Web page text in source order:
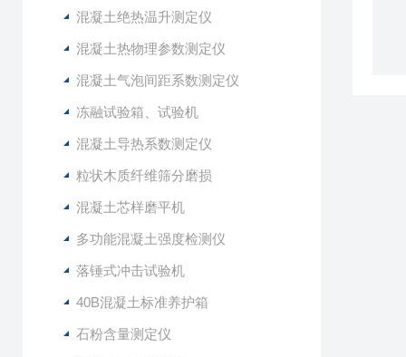
混凝土绝热温升测定仪
混凝土热物理参数测定仪
混凝土气泡间距系数测定仪
冻融试验箱、试验机
混凝土导热系数测定仪
粒状木质纤维筛分磨损
混凝土芯样磨平机
多功能混凝土强度检测仪
落锤式冲击试验机
40B混凝土标准养护箱
石粉含量测定仪